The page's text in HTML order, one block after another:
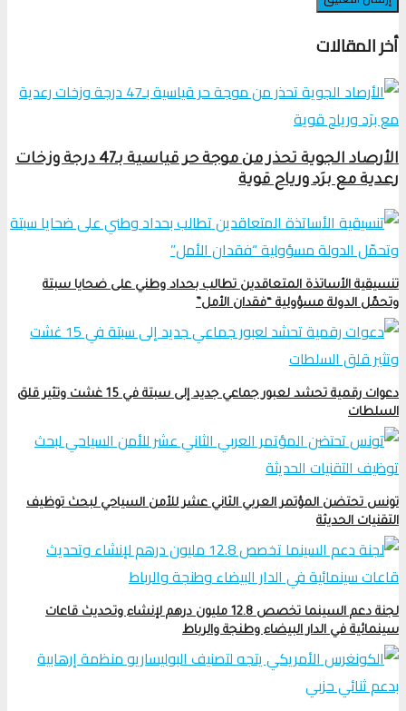
أخر المقالات
الأرصاد الجوية تحذر من موجة حر قياسية بـ47 درجة وزخات
رعدية مع برَد ورياح قوية
تنسيقية الأساتذة المتعاقدين تطالب بحداد وطني على ضحايا سبتة
وتحمّل الدولة مسؤولية “فقدان الأمل”
دعوات رقمية تحشد لعبور جماعي جديد إلى سبتة في 15 غشت وتثير قلق
السلطات
تونس تحتضن المؤتمر العربي الثاني عشر للأمن السياحي لبحث توظيف
التقنيات الحديثة
لجنة دعم السينما تخصص 12.8 مليون درهم لإنشاء وتحديث قاعات
سينمائية في الدار البيضاء وطنجة والرباط